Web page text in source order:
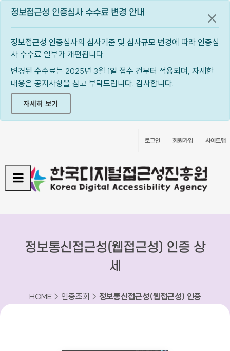
정보접근성 인증심사 수수료 변경 안내
정보접근성 인증심사의 심사기준 및 심사규모 변경에 따라 인증심
사 수수료 일부가 개편됩니다.
변경된 수수료는 2025년 3월 1일 접수 건부터 적용되며, 자세한
내용은 공지사항을 참고 부탁드립니다. 감사합니다.
자세히 보기
공지
로그인 회원가입 사이트맵
정보통신접근성(웹접근성) 인증 상
세
HOME > 인증조회 > 정보통신접근성(웹접근성) 인증